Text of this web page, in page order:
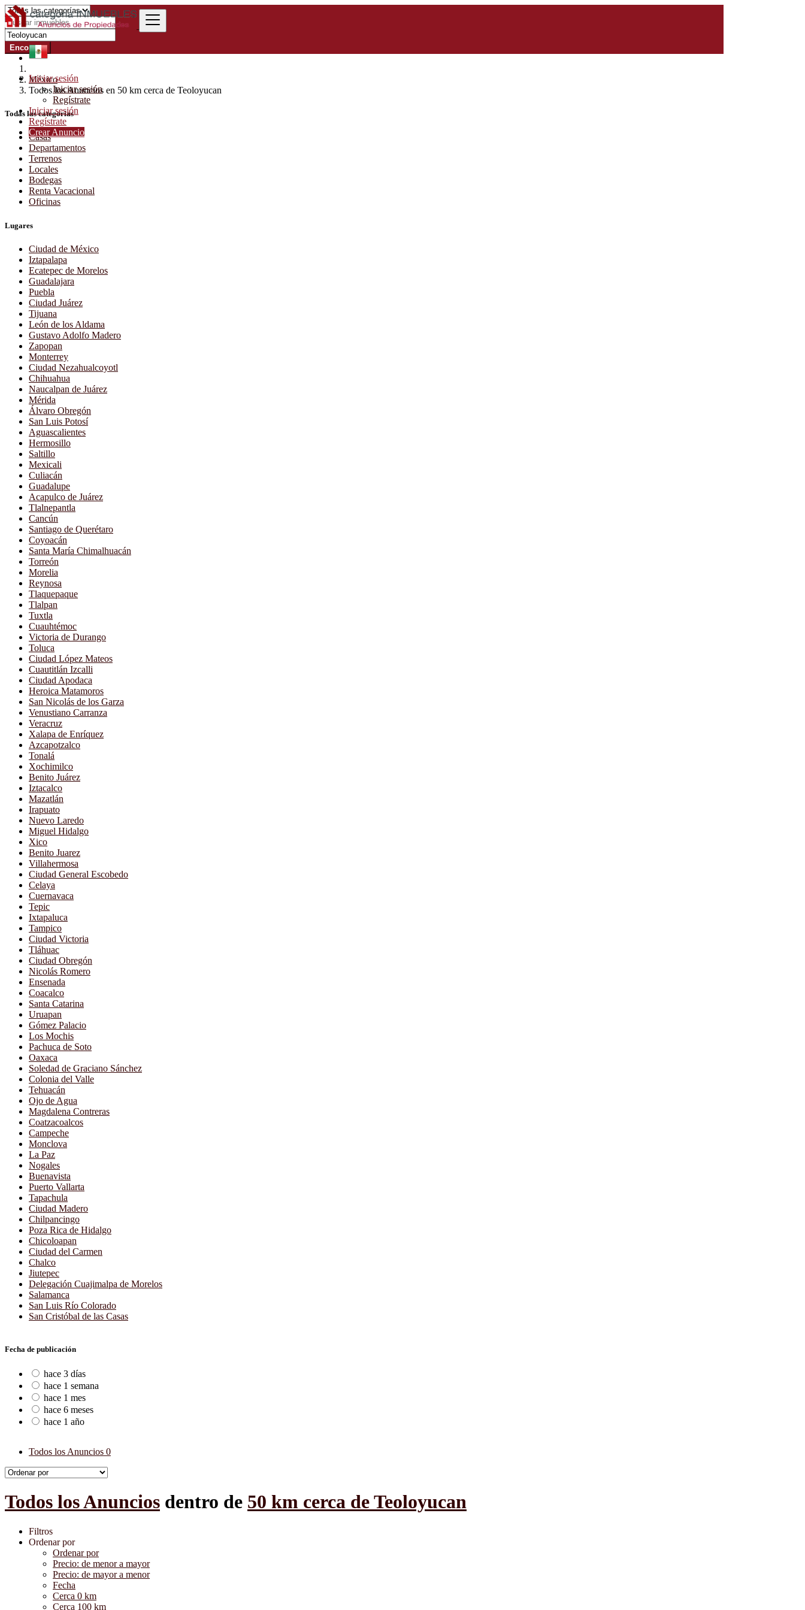
Iniciar sesión
Iniciar sesión
Regístrate
Iniciar sesión
Regístrate
Crear Anuncio
Encontrar
México
Todos los Anuncios en 50 km cerca de Teoloyucan
Todas las categorías
Casas
Departamentos
Terrenos
Locales
Bodegas
Renta Vacacional
Oficinas
Lugares
Ciudad de México
Iztapalapa
Ecatepec de Morelos
Guadalajara
Puebla
Ciudad Juárez
Tijuana
León de los Aldama
Gustavo Adolfo Madero
Zapopan
Monterrey
Ciudad Nezahualcoyotl
Chihuahua
Naucalpan de Juárez
Mérida
Álvaro Obregón
San Luis Potosí
Aguascalientes
Hermosillo
Saltillo
Mexicali
Culiacán
Guadalupe
Acapulco de Juárez
Tlalnepantla
Cancún
Santiago de Querétaro
Coyoacán
Santa María Chimalhuacán
Torreón
Morelia
Reynosa
Tlaquepaque
Tlalpan
Tuxtla
Cuauhtémoc
Victoria de Durango
Toluca
Ciudad López Mateos
Cuautitlán Izcalli
Ciudad Apodaca
Heroica Matamoros
San Nicolás de los Garza
Venustiano Carranza
Veracruz
Xalapa de Enríquez
Azcapotzalco
Tonalá
Xochimilco
Benito Juárez
Iztacalco
Mazatlán
Irapuato
Nuevo Laredo
Miguel Hidalgo
Xico
Benito Juarez
Villahermosa
Ciudad General Escobedo
Celaya
Cuernavaca
Tepic
Ixtapaluca
Tampico
Ciudad Victoria
Tláhuac
Ciudad Obregón
Nicolás Romero
Ensenada
Coacalco
Santa Catarina
Uruapan
Gómez Palacio
Los Mochis
Pachuca de Soto
Oaxaca
Soledad de Graciano Sánchez
Colonia del Valle
Tehuacán
Ojo de Agua
Magdalena Contreras
Coatzacoalcos
Campeche
Monclova
La Paz
Nogales
Buenavista
Puerto Vallarta
Tapachula
Ciudad Madero
Chilpancingo
Poza Rica de Hidalgo
Chicoloapan
Ciudad del Carmen
Chalco
Jiutepec
Delegación Cuajimalpa de Morelos
Salamanca
San Luis Río Colorado
San Cristóbal de las Casas
Fecha de publicación
hace 3 días
hace 1 semana
hace 1 mes
hace 6 meses
hace 1 año
Todos los Anuncios 0
Todos los Anuncios dentro de 50 km cerca de Teoloyucan
Filtros
Ordenar por
Ordenar por
Precio: de menor a mayor
Precio: de mayor a menor
Fecha
Cerca 0 km
Cerca 100 km